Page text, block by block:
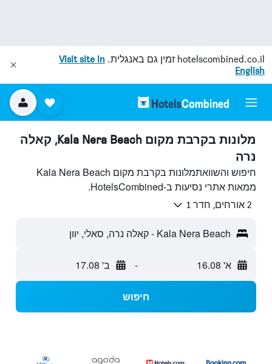
hotelscombined.co.il זמין גם באנגלית. Visit site in
English
מלונות בקרבת מקום Kala Nera Beach, קאלה
נרה
חיפוש והשוואתמלונות בקרבת מקום Kala Nera Beach
ממאות אתרי נסיעות ב-HotelsCombined.
2 אורחים, חדר 1
Kala Nera Beach - קאלה נרה, סאלי, יוון
א' 16.08 - ב' 17.08
חיפוש